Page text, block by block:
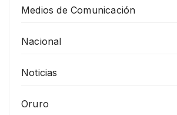
Medios de Comunicación
Nacional
Noticias
Oruro